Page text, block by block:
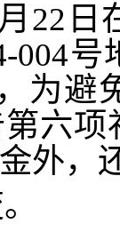
月 22 日
004号
为避
六项
外，